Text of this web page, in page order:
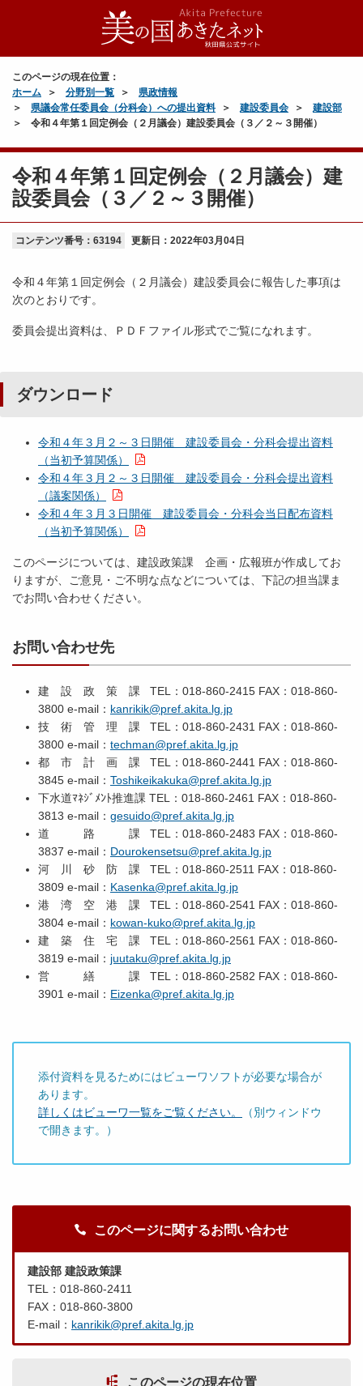
このページの現在位置：
ホーム
分野別一覧
県政情報
県議会常任委員会（分科会）への提出資料
建設委員会
建設部
令和４年第１回定例会（２月議会）建設委員会（３／２～３開催）
令和４年第１回定例会（２月議会）建
設委員会（３／２～３開催）
コンテンツ番号：63194 更新日： 2022年03月04日
令和４年第１回定例会（２月議会）建設委員会に報告した事項は
次のとおりです。
委員会提出資料は、ＰＤＦファイル形式でご覧になれます。
ダウンロード
令和４年３月２～３日開催 建設委員会・分科会提出資料
（当初予算関係）
令和４年３月２～３日開催 建設委員会・分科会提出資料
（議案関係）
令和４年３月３日開催 建設委員会・分科会当日配布資料
（当初予算関係）
このページについては、建設政策課 企画・広報班が作成してお
りますが、ご意見・ご不明な点などについては、下記の担当課ま
でお問い合わせください。
お問い合わせ先
建 設 政 策 課 TEL：018-860-2415 FAX：018-860-
3800 e-mail： kanrikik@pref.akita.lg.jp
技 術 管 理 課 TEL：018-860-2431 FAX：018-860-
3800 e-mail： techman@pref.akita.lg.jp
都 市 計 画 課 TEL：018-860-2441 FAX：018-860-
3845 e-mail： Toshikeikakuka@pref.akita.lg.jp
下水道ﾏﾈｼﾞﾒﾝﾄ推進課 TEL：018-860-2461 FAX：018-860-
3813 e-mail： gesuido@pref.akita.lg.jp
道 路 課 TEL：018-860-2483 FAX：018-860-
3837 e-mail： Dourokensetsu@pref.akita.lg.jp
河 川 砂 防 課 TEL：018-860-2511 FAX：018-860-
3809 e-mail： Kasenka@pref.akita.lg.jp
港 湾 空 港 課 TEL：018-860-2541 FAX：018-860-
3804 e-mail： kowan-kuko@pref.akita.lg.jp
建 築 住 宅 課 TEL：018-860-2561 FAX：018-860-
3819 e-mail： juutaku@pref.akita.lg.jp
営 繕 課 TEL：018-860-2582 FAX：018-860-
3901 e-mail： Eizenka@pref.akita.lg.jp
添付資料を見るためにはビューワソフトが必要な場合が
あります。
詳しくはビューワ一覧をご覧ください。
（別ウィンドウ
で開きます。）
このページに関するお問い合わせ
建設部 建設政策課
TEL：018-860-2411
FAX：018-860-3800
E-mail： kanrikik@pref.akita.lg.jp
このページの現在位置